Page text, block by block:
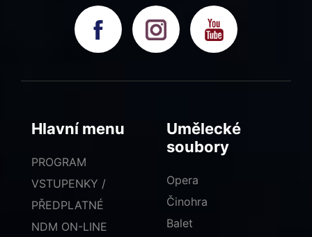
Hlavní menu
PROGRAM
VSTUPENKY /
PŘEDPLATNÉ
NDM ON-LINE
Umělecké
soubory
Opera
Činohra
Balet